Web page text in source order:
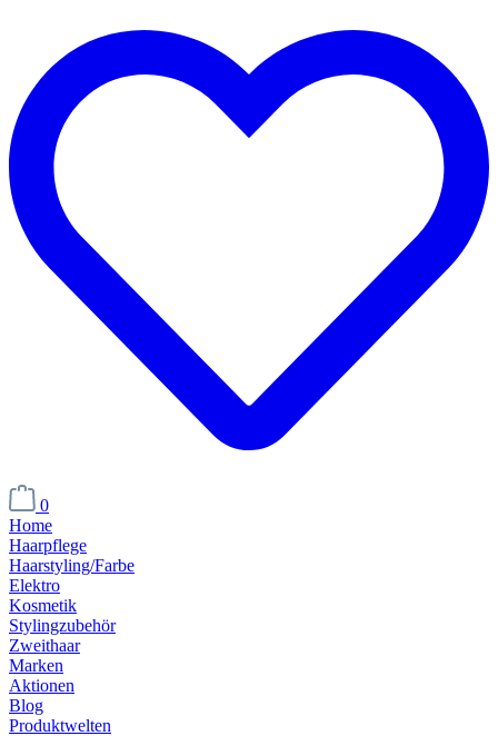
0
Home
Haarpflege
Haarstyling/Farbe
Elektro
Kosmetik
Stylingzubehör
Zweithaar
Marken
Aktionen
Blog
Produktwelten